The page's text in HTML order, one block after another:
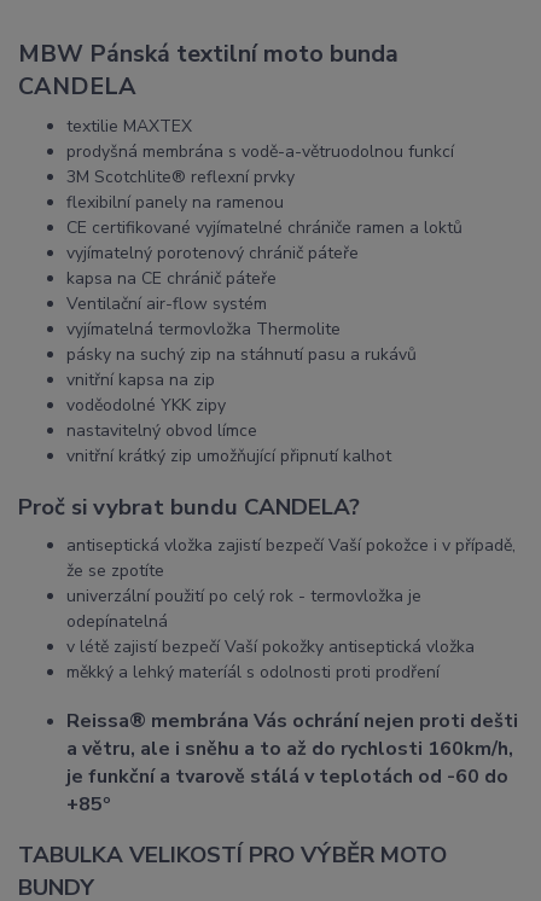
MBW Pánská textilní moto bunda
CANDELA
textilie MAXTEX
prodyšná membrána s vodě-a-větruodolnou funkcí
3M Scotchlite® reflexní prvky
flexibilní panely na ramenou
CE certifikované vyjímatelné chrániče ramen a loktů
vyjímatelný porotenový chránič páteře
kapsa na CE chránič páteře
Ventilační air-flow systém
vyjímatelná termovložka Thermolite
pásky na suchý zip na stáhnutí pasu a rukávů
vnitřní kapsa na zip
voděodolné YKK zipy
nastavitelný obvod límce
vnitřní krátký zip umožňující připnutí kalhot
Proč si vybrat bundu CANDELA?
antiseptická vložka zajistí bezpečí Vaší pokožce i v případě,
že se zpotíte
univerzální použití po celý rok - termovložka je
odepínatelná
v létě zajistí bezpečí Vaší pokožky antiseptická vložka
měkký a lehký materíál s odolnosti proti prodření
Reissa® membrána Vás ochrání nejen proti dešti
a větru, ale i sněhu a to až do rychlosti 160km/h,
je funkční a tvarově stálá v teplotách od -60 do
+85º
TABULKA VELIKOSTÍ PRO VÝBĚR MOTO
BUNDY